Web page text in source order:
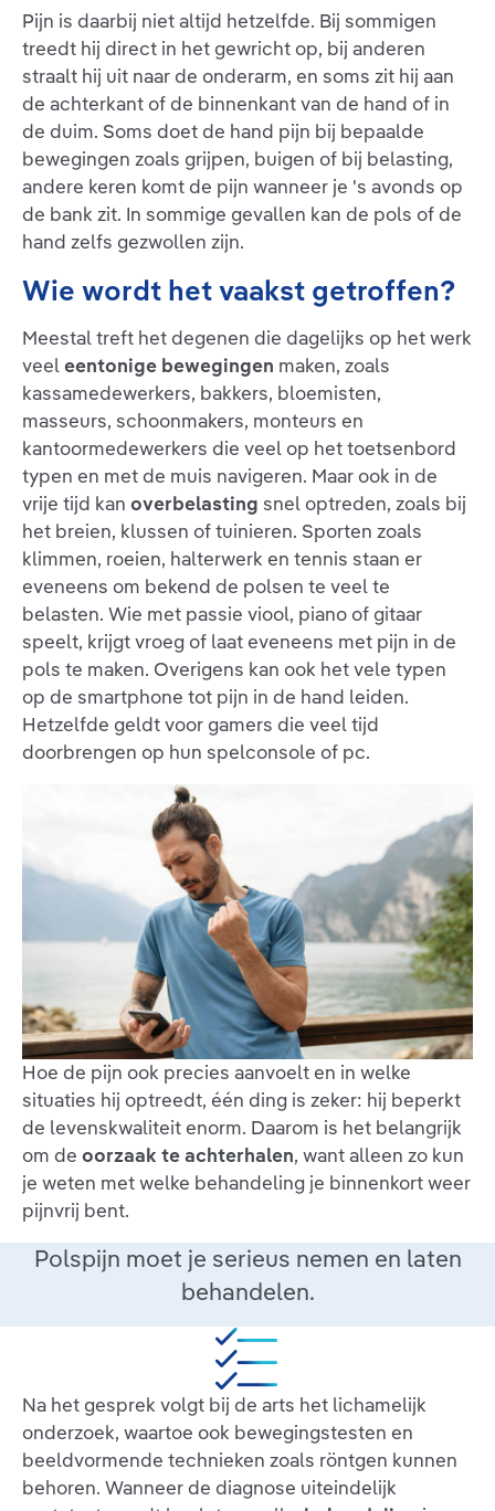
Pijn is daarbij niet altijd hetzelfde. Bij sommigen
treedt hij direct in het gewricht op, bij anderen
straalt hij uit naar de onderarm, en soms zit hij aan
de achterkant of de binnenkant van de hand of in
de duim. Soms doet de hand pijn bij bepaalde
bewegingen zoals grijpen, buigen of bij belasting,
andere keren komt de pijn wanneer je 's avonds op
de bank zit. In sommige gevallen kan de pols of de
hand zelfs gezwollen zijn.
Wie wordt het vaakst getroffen?
Meestal treft het degenen die dagelijks op het werk
veeleentonige bewegingen maken, zoals
kassamedewerkers, bakkers, bloemisten,
masseurs, schoonmakers, monteurs en
kantoormedewerkers die veel op het toetsenbord
typen en met de muis navigeren. Maar ook in de
vrije tijd kan overbelasting snel optreden, zoals bij
het breien, klussen of tuinieren. Sporten zoals
klimmen, roeien, halterwerk en tennis staan er
eveneens om bekend de polsen te veel te
belasten. Wie met passie viool, piano of gitaar
speelt, krijgt vroeg of laat eveneens met pijn in de
pols te maken. Overigens kan ook het vele typen
op de smartphone tot pijn in de hand leiden.
Hetzelfde geldt voor gamers die veel tijd
doorbrengen op hun spelconsole of pc.
Hoe de pijn ook precies aanvoelt en in welke
situaties hij optreedt, één ding is zeker: hij beperkt
de levenskwaliteit enorm. Daarom is het belangrijk
om de oorzaak te achterhalen, want alleen zo kun
je weten met welke behandeling je binnenkort weer
pijnvrij bent.
Polspijn moet je serieus nemen en laten
behandelen.
Na het gesprek volgt bij de arts het lichamelijk
onderzoek, waartoe ook bewegingstesten en
beeldvormende technieken zoals röntgen kunnen
behoren. Wanneer de diagnose uiteindelijk